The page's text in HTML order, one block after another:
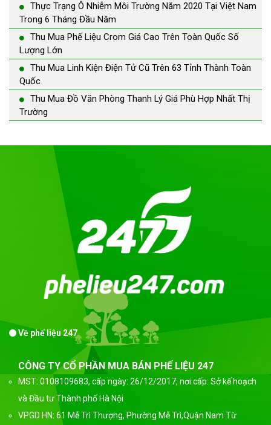
Thực Trạng Ô Nhiễm Môi Trường Năm 2020 Tại Việt Nam
Trong 6 Tháng Đầu Năm
Thu Mua Phế Liệu Crom Giá Cao Trên Toàn Quốc Số
Lượng Lớn
Thu Mua Linh Kiện Điện Tử Cũ Trên 63 Tỉnh Thành Toàn
Quốc
Thu Mua Đồ Văn Phòng Thanh Lý Giá Phù Hợp Nhất Thị
Trường
Về phế liệu 247
CÔNG TY CỔ PHẦN MUA BÁN PHẾ LIỆU 247
MST: 0108109683, cấp ngày: 26/12/2017, nơi cấp: Sở kế hoạch
và Đầu tư Thành phố Hà Nội
VPGD HN: 61 Mễ Trì Thượng, Phường Mễ Trì,Quận Nam Từ